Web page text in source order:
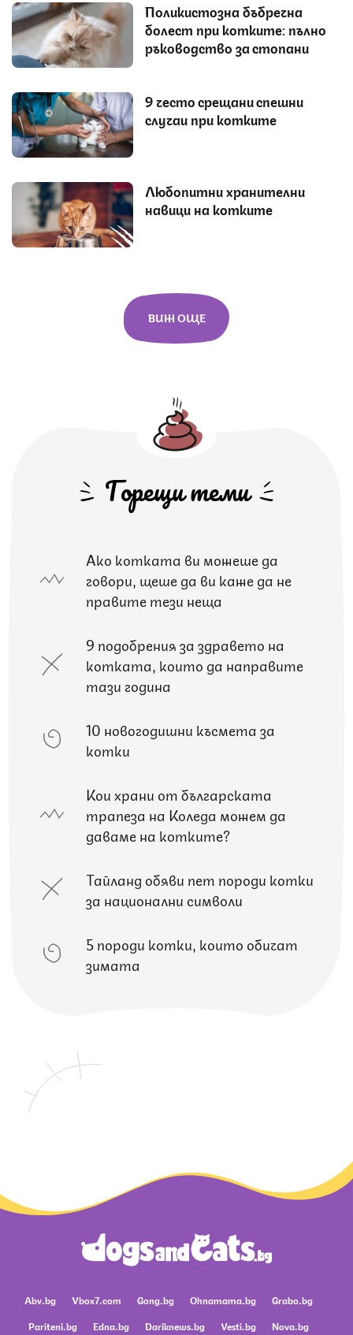
Поликистозна бъбречна
болест при котките: пълно
ръководство за стопани
9 често срещани спешни
случаи при котките
Любопитни хранителни
навици на котките
ВИЖ ОЩЕ
Горещи теми
Ако котката ви можеше да
говори, щеше да ви каже да не
правите тези неща
9 подобрения за здравето на
котката, които да направите
тази година
10 новогодишни късмета за
котки
Кои храни от българската
трапеза на Коледа можем да
даваме на котките?
Тайланд обяви пет породи котки
за национални символи
5 породи котки, които обичат
зимата
Abv.bg Vbox7.com Gong.bg Ohnamama.bg
Grabo.bg
Pariteni.bg
Edna.bg Dariknews.bg Vesti.bg Nova.bg